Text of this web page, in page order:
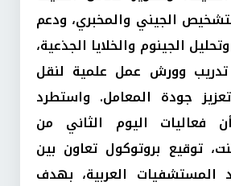
الجيني والمخبري، ودعم
الجينوم والخلايا الجذعية،
تدريب وورش عمل علمية لنقل
جودة المعامل. واستطرد
فعاليات اليوم الثاني من
توقيع بروتوكول تعاون بين
المستشفيات العربية، بهدف